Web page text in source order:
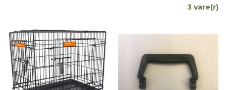
3 vare(r)